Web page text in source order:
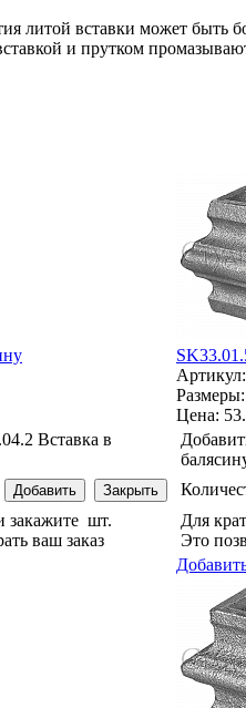
литой вставки может
и прутком
Вставка в
закажите шт.
ваш заказ
Цена:
Для
Это